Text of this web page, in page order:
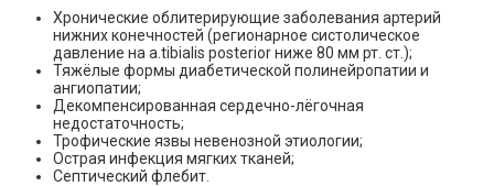
Хронические облитерирующие заболевания артерий
нижних конечностей (регионарное систолическое
давление на a.tibialis posterior ниже 80 мм рт. ст.);
Тяжёлые формы диабетической полинейропатии и
ангиопатии;
Декомпенсированная сердечно-лёгочная
недостаточность;
Трофические язвы невенозной этиологии;
Острая инфекция мягких тканей;
Септический флебит.